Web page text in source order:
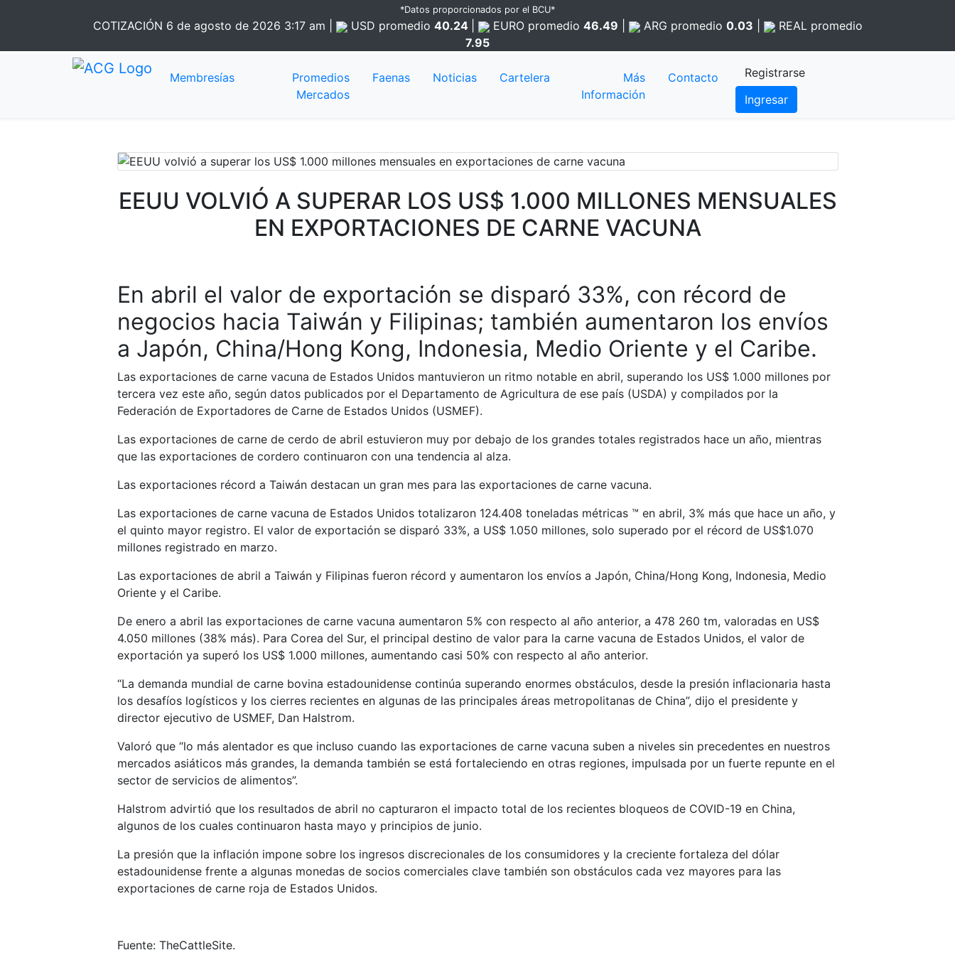
*Datos proporcionados por el BCU*
COTIZACIÓN 6 de agosto de 2026 3:17 am USD promedio 40.24 EUROpromedio 46.49 ARG promedio 0.03 REALpromedio
7.95
Membresías
Promedios
Mercados
Faenas Noticias Cartelera
Más
Información
Contacto
Registrarse
Ingresar
EEUU VOLVIÓ A SUPERAR LOS US$ 1.000 MILLONES MENSUALES
EN EXPORTACIONES DE CARNE VACUNA
En abril el valor de exportación se disparó 33%, con récord de
negocios hacia Taiwán y Filipinas; también aumentaron los envíos
a Japón, China/Hong Kong, Indonesia, Medio Oriente y el Caribe.
Las exportaciones de carne vacuna de Estados Unidos mantuvieron un ritmo notable en abril, superando los US$ 1.000 millones por
tercera vez este año, según datos publicados por el Departamento de Agricultura de ese país (USDA) y compilados por la
Federación de Exportadores de Carne de Estados Unidos (USMEF).
Las exportaciones de carne de cerdo de abril estuvieron muy por debajo de los grandes totales registrados hace un año, mientras
que las exportaciones de cordero continuaron con una tendencia al alza.
Las exportaciones récord a Taiwán destacan un gran mes para las exportaciones de carne vacuna.
Las exportaciones de carne vacuna de Estados Unidos totalizaron 124.408 toneladas métricas ™ en abril, 3% más que hace un año, y
el quinto mayor registro. El valor de exportación se disparó 33%, a US$ 1.050 millones, solo superado por el récord de US$1.070
millones registrado en marzo.
Las exportaciones de abril a Taiwán y Filipinas fueron récord y aumentaron los envíos a Japón, China/Hong Kong, Indonesia, Medio
Oriente y el Caribe.
De enero a abril las exportaciones de carne vacuna aumentaron 5% con respecto al año anterior, a 478 260 tm, valoradas en US$
4.050 millones (38% más). Para Corea del Sur, el principal destino de valor para la carne vacuna de Estados Unidos, el valor de
exportación ya superó los US$ 1.000 millones, aumentando casi 50% con respecto al año anterior.
“La demanda mundial de carne bovina estadounidense continúa superando enormes obstáculos, desde la presión inflacionaria hasta
los desafíos logísticos y los cierres recientes en algunas de las principales áreas metropolitanas de China”, dijo el presidente y
director ejecutivo de USMEF, Dan Halstrom.
Valoró que “lo más alentador es que incluso cuando las exportaciones de carne vacuna suben a niveles sin precedentes en nuestros
mercados asiáticos más grandes, la demanda también se está fortaleciendo en otras regiones, impulsada por un fuerte repunte en el
sector de servicios de alimentos”.
Halstrom advirtió que los resultados de abril no capturaron el impacto total de los recientes bloqueos de COVID-19 en China,
algunos de los cuales continuaron hasta mayo y principios de junio.
La presión que la inflación impone sobre los ingresos discrecionales de los consumidores y la creciente fortaleza del dólar
estadounidense frente a algunas monedas de socios comerciales clave también son obstáculos cada vez mayores para las
exportaciones de carne roja de Estados Unidos.
Fuente: TheCattleSite.